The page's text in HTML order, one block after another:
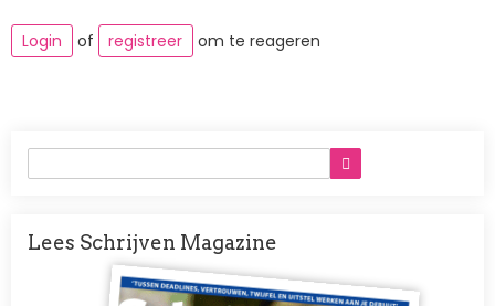
Login of registreer om te reageren
Lees Schrijven Magazine
Afbeelding